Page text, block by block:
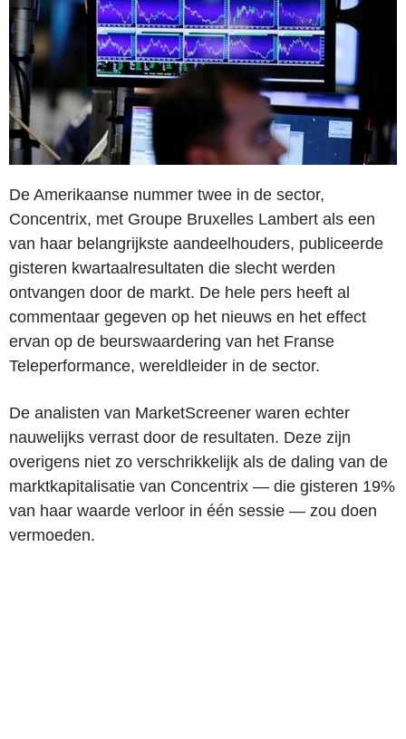
De Amerikaanse nummer twee in de sector,
Concentrix, met Groupe Bruxelles Lambert als een
van haar belangrijkste aandeelhouders, publiceerde
gisteren kwartaalresultaten die slecht werden
ontvangen door de markt. De hele pers heeft al
commentaar gegeven op het nieuws en het effect
ervan op de beurswaardering van het Franse
Teleperformance, wereldleider in de sector.
De analisten van MarketScreener waren echter
nauwelijks verrast door de resultaten. Deze zijn
overigens niet zo verschrikkelijk als de daling van de
marktkapitalisatie van Concentrix — die gisteren 19%
van haar waarde verloor in één sessie — zou doen
vermoeden.